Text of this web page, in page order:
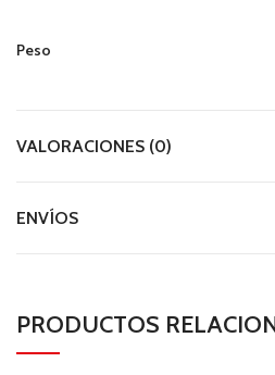
Peso
VALORACIONES (0)
ENVÍOS
PRODUCTOS